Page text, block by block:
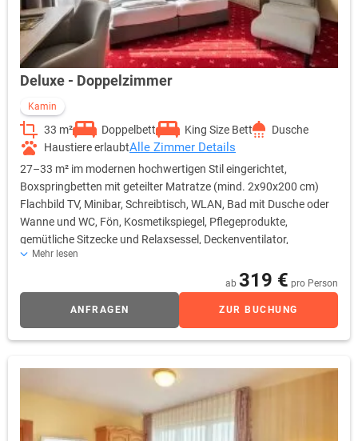
Deluxe - Doppelzimmer
Kamin
33 m² Doppelbett King Size Bett
Dusche
Haustiere erlaubtAlle Zimmer Details
27–33 m² im modernen hochwertigen Stil eingerichtet,
Boxspringbetten mit geteilter Matratze (mind. 2x90x200 cm)
Flachbild TV, Minibar, Schreibtisch, WLAN, Bad mit Dusche oder
Wanne und WC, Fön, Kosmetikspiegel, Pflegeprodukte,
gemütliche Sitzecke und Relaxsessel, Deckenventilator,
Kaffeestation, Zimmersafe, und Kamin.
Mehr lesen
ab 319 € pro Person
ANFRAGEN ZUR BUCHUNG